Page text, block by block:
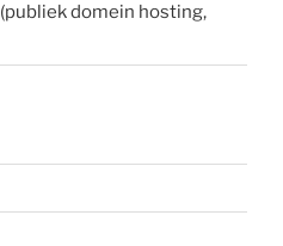
(publiek domein hosting,